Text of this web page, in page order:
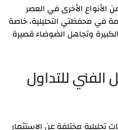
الأنواع الأخرى في العصر
في محفظتي التحليلية، خاصة
وتجاهل الضوضاء قصيرة
الفني للتداول
تحليلية مختلفة عن الاستثمار